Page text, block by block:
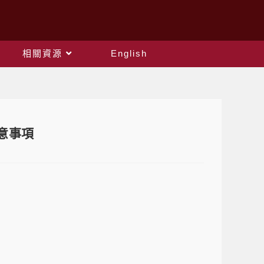
相關資源 English
事項